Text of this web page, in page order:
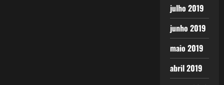
julho 2019
junho 2019
maio 2019
abril 2019